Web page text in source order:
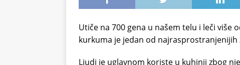
Utiče na 700 gena u našem telu i leči više
kurkuma je jedan od najrasprostranjenijih
Ljudi je uglavnom koriste u kuhinji zbog